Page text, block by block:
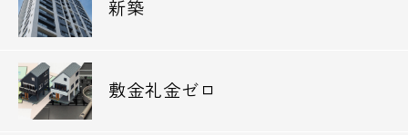
新築
敷金礼金ゼロ